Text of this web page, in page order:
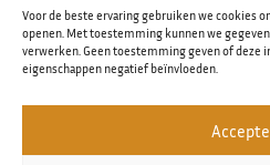
Voor de beste ervaring gebruiken we cookies
openen. Met toestemming kunnen we
verwerken. Geen toestemming geven of deze
eigenschappen negatief beïnvloeden.
Staal detaillering